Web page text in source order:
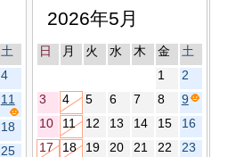
土
4
11
18
25
2026年5月
日 月 火 水 木 金
土
1
2
3
4 5 6 7 8
9
10
11 12 13 14 15
16
17
18 19 20 21 22 23